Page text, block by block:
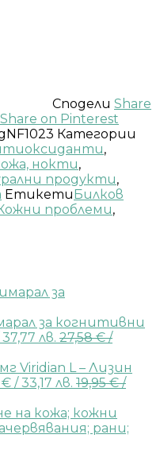
Сподели Share
Share on Pinterest
NF1023 Категории
,
нокти,
продукти,
ЕтикетиБилков
проблеми,
за когнитивни
лв. 27,58€/
Viridian L – Лизин
€ / 33,17 лв. 19,95€/